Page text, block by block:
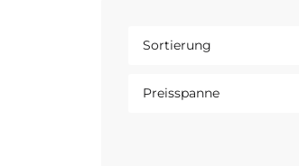
Sortierung
Preisspanne